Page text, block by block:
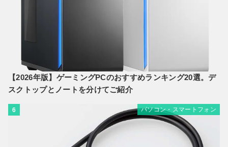
【2026年版】ゲーミングPCのおすすめランキング20選。デ
スクトップとノートを分けてご紹介
6 パソコン・スマートフォン